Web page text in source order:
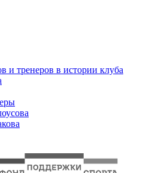
и тренеров в истории клуба